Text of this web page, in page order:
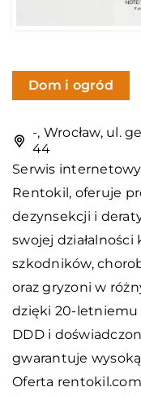
Dom i ogród
-, Wrocław, ul.
44
Serwis internetowy
Rentokil, oferuje
dezynsekcji i
swojej
szkodników,
oraz gryzoni w
dzięki 20-
DDD i
gwarantuje
Oferta